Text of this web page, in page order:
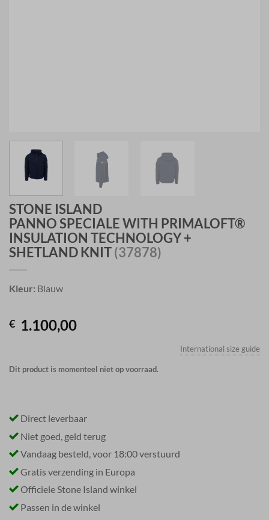
STONE ISLAND
PANNO SPECIALE WITH PRIMALOFT®
INSULATION TECHNOLOGY +
SHETLAND KNIT(37878)
Kleur: Blauw
€ 1.100,00
International size guide
Dit product is momenteel niet op voorraad.
Direct leverbaar
Niet goed, geld terug
Vandaag besteld, voor 18:00 verstuurd
Gratis verzending in Europa
Officiele Stone Island winkel
Passen in de winkel